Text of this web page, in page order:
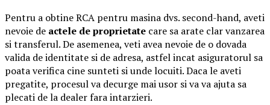
Pentru a obtine RCA pentru masina dvs. second-hand, aveti
nevoie de actele de proprietate care sa arate clar vanzarea
si transferul. De asemenea, veti avea nevoie de o dovada
valida de identitate si de adresa, astfel incat asiguratorul sa
poata verifica cine sunteti si unde locuiti. Daca le aveti
pregatite, procesul va decurge mai usor si va va ajuta sa
plecati de la dealer fara intarzieri.